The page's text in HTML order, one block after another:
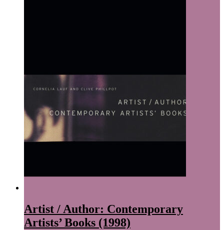
Artist / Author: Contemporary
Artists’ Books (1998)